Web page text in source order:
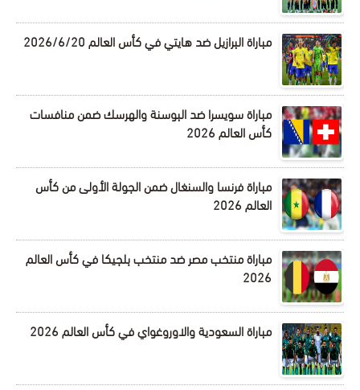
مباراة البرازيل ضد هايتي في كأس العالم 2026/6/20
مباراة سويسرا ضد البوسنة والهرسك ضمن منافسات
كأس العالم 2026
مباراة فرنسا والسنغال ضمن الجولة الأولى من كأس
العالم 2026
مباراة منتخب مصر ضد منتخب بلجيكا في كأس العالم
2026
مباراة السعودية والاوروغواي في كأس العالم 2026